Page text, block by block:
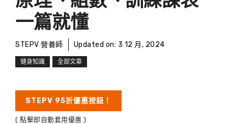
一篇就懂
STEPV 營養師 Updated on: 3 12 月, 2024
健身知識 全部文章
STEPV 95折優惠按鈕！
( 點擊即自動套用優惠 )